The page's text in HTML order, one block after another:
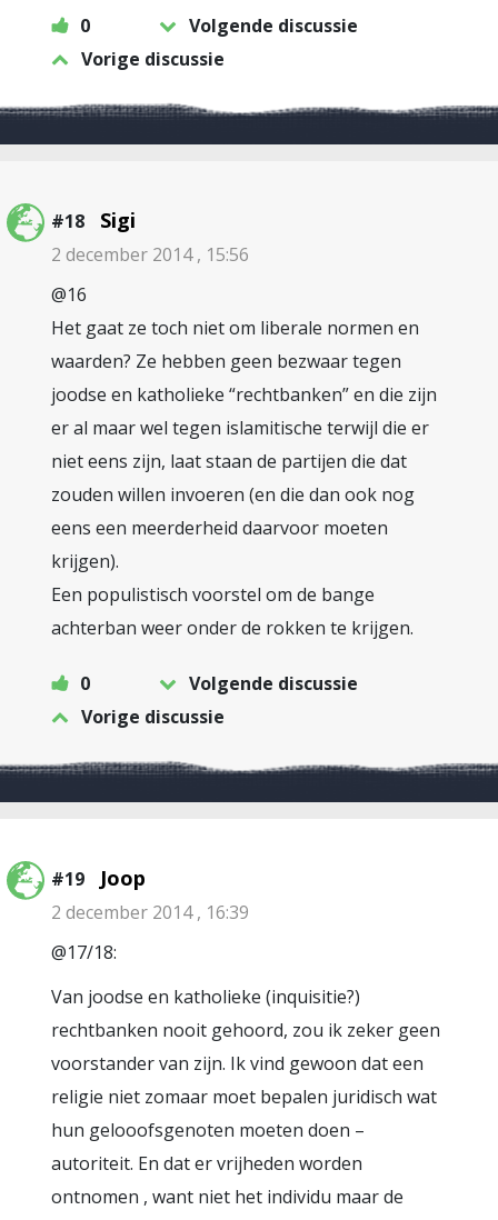
0
Volgende discussie
Vorige discussie
#18 Sigi
2 december 2014 , 15:56
@16
Het gaat ze toch niet om liberale normen en
waarden? Ze hebben geen bezwaar tegen
joodse en katholieke “rechtbanken” en die zijn
er al maar wel tegen islamitische terwijl die er
niet eens zijn, laat staan de partijen die dat
zouden willen invoeren (en die dan ook nog
eens een meerderheid daarvoor moeten
krijgen).
Een populistisch voorstel om de bange
achterban weer onder de rokken te krijgen.
0
Volgende discussie
Vorige discussie
#19 Joop
2 december 2014 , 16:39
@17/18:
Van joodse en katholieke (inquisitie?)
rechtbanken nooit gehoord, zou ik zeker geen
voorstander van zijn. Ik vind gewoon dat een
religie niet zomaar moet bepalen juridisch wat
hun gelooofsgenoten moeten doen –
autoriteit. En dat er vrijheden worden
ontnomen , want niet het individu maar de